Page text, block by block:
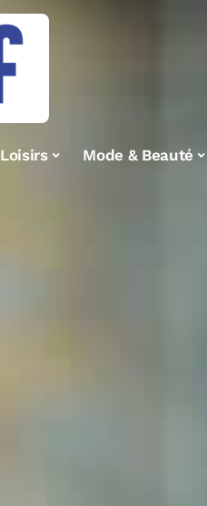
Loisirs Mode & Beauté